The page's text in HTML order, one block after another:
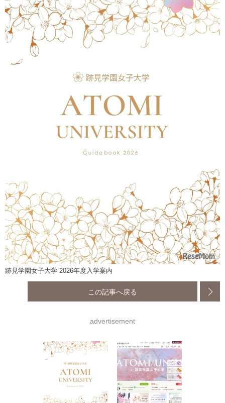
跡見学園女子大学 2026年度入学案内
この記事へ戻る
advertisement